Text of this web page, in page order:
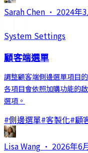
Sarah Chen · 2024年
System Settings
顧客端選單
調整顧客端側邊選單項目
各項目會依照加購功能的
選項。
#側邊選單#客製化#顧
Lisa Wang · 2026年6